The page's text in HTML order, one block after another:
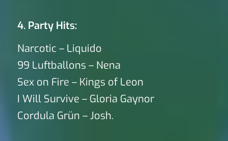
4. Party Hits:
Narcotic – Liquido
99 Luftballons – Nena
Sex on Fire – Kings of Leon
I Will Survive – Gloria Gaynor
Cordula Grün – Josh.